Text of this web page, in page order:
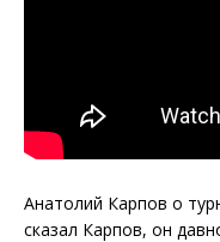
Анатолий Карпов о
сказал Карпов, он